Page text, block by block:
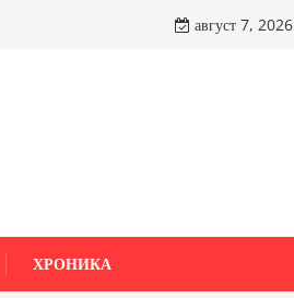
август 7, 2026
ХРОНИКА